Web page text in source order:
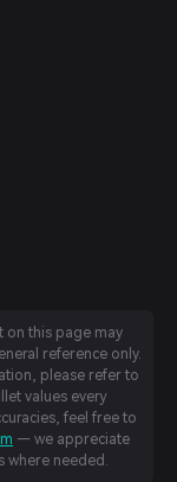
on this page may
reference only.
please refer to
values every
feel free to
— we appreciate
where needed.